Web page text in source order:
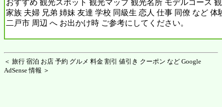
おすすめ 観光スポット 観光マップ 観光名所 モデルコース
家族 夫婦 兄弟 姉妹 友達 学校 同級生 恋人 仕事 同僚 など 体
二戸市 周辺 へ お出かけ時 ご参考にしてください。
＜ 旅行 宿泊 お店 予約 グルメ 料金 割引 値引き クーポン など Google
AdSense 情報 ＞